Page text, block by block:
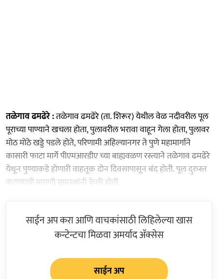
तळेगाव ढमढेरे :तळेगाव ढमढेरे (ता. शिरूर) येथील वेळ नदीवरील पूल
पूराच्या पाण्याने खचला होता, पुलावरील भरावा वाहून गेला होता, पुलावर
मोठ मोठे खड्डे पडले होते, परिणामी अहिल्यानगर ते पुणे महामार्गाने
कासारी फाटा मार्गे पीएमआरडीए च्या बाह्यवळण रस्त्याने तळेगाव ढमढेरे
येथून पुण्याकडे होणारी वाहतूक दोन दिवसापासून बंद होती. पूल दुरुस्त
करण्याची मागणी ग्रामस्थांनी केली होती.
साईन अप करा आणि वाचकांसाठी लिहिलेल्या खास
कन्टेन्टचा मिळवा अमर्याद ॲक्सेस
साईन अप